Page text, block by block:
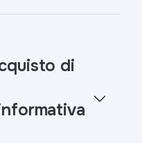
di